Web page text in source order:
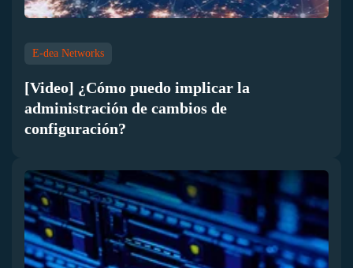
E-dea Networks
[Video] ¿Cómo puedo implicar la
administración de cambios de
configuración?